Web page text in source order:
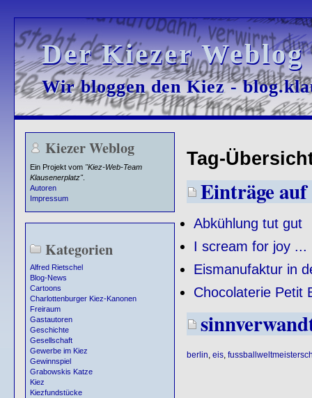
Der Kiezer
Der Kiezer
Wir bloggen den Kiez -
Wir bloggen den Kiez -
Kiezer Weblog
Ein Projekt vom "Kiez-Web-Team
Klausenerplatz".
Autoren
Impressum
Kategorien
Alfred Rietschel
Blog-News
Cartoons
Charlottenburger Kiez-Kanonen
Freiraum
Gastautoren
Geschichte
Gesellschaft
Gewerbe im Kiez
Gewinnspiel
Grabowskis Katze
Kiez
Kiezfundstücke
Tag-
Einträge auf
Abkühlung tut gut
I scream for joy ...
Eismanufaktur in
Chocolaterie Petit
berlin eis,